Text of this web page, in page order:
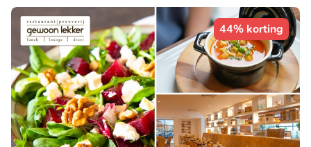
44% korting